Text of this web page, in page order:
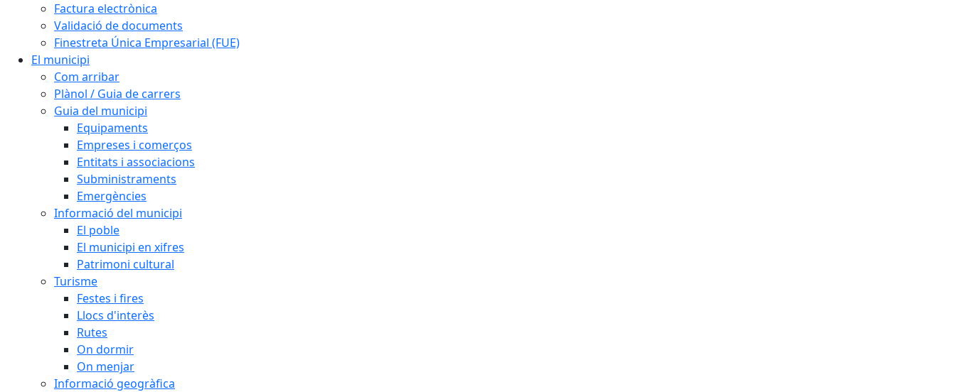
Factura electrònica
Validació de documents
Finestreta Única Empresarial (FUE)
El municipi
Com arribar
Plànol / Guia de carrers
Guia del municipi
Equipaments
Empreses i comerços
Entitats i associacions
Subministraments
Emergències
Informació del municipi
El poble
El municipi en xifres
Patrimoni cultural
Turisme
Festes i fires
Llocs d'interès
Rutes
On dormir
On menjar
Informació geogràfica